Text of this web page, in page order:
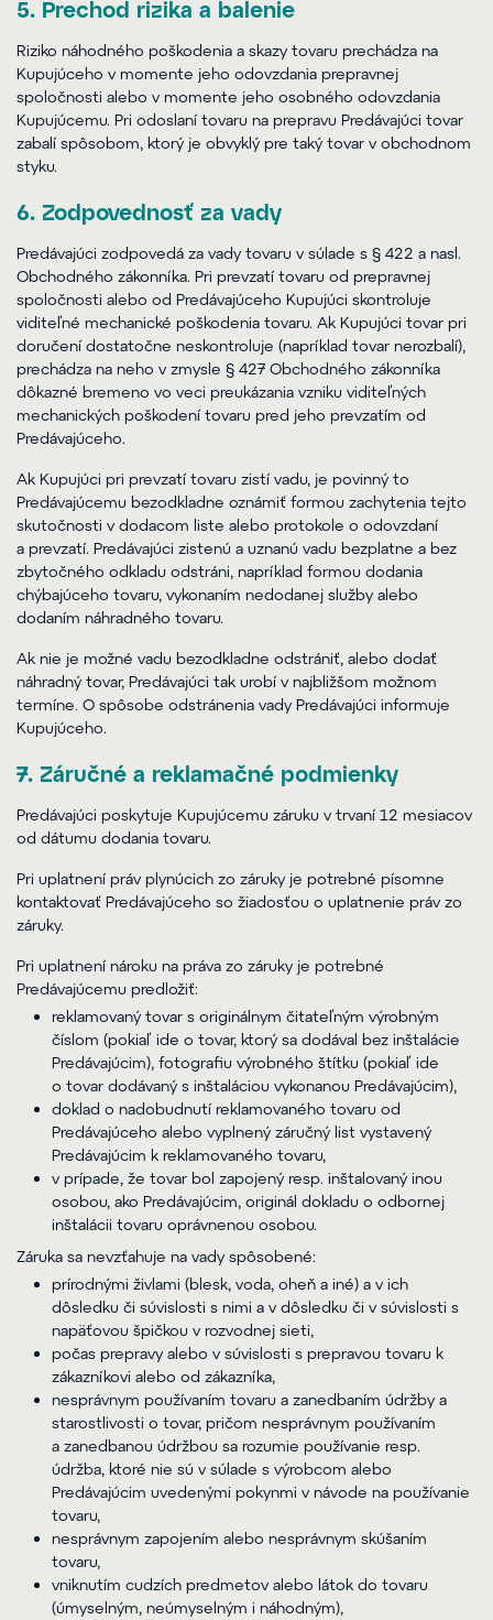
5. Prechod rizika a balenie
Riziko náhodného poškodenia a skazy tovaru prechádza na
Kupujúceho v momente jeho odovzdania prepravnej
spoločnosti alebo v momente jeho osobného odovzdania
Kupujúcemu. Pri odoslaní tovaru na prepravu Predávajúci tovar
zabalí spôsobom, ktorý je obvyklý pre taký tovar v obchodnom
styku.
6. Zodpovednosť za vady
Predávajúci zodpovedá za vady tovaru v súlade s § 422 a nasl.
Obchodného zákonníka. Pri prevzatí tovaru od prepravnej
spoločnosti alebo od Predávajúceho Kupujúci skontroluje
viditeľné mechanické poškodenia tovaru. Ak Kupujúci tovar pri
doručení dostatočne neskontroluje (napríklad tovar nerozbalí),
prechádza na neho v zmysle § 427 Obchodného zákonníka
dôkazné bremeno vo veci preukázania vzniku viditeľných
mechanických poškodení tovaru pred jeho prevzatím od
Predávajúceho.
Ak Kupujúci pri prevzatí tovaru zistí vadu, je povinný to
Predávajúcemu bezodkladne oznámiť formou zachytenia tejto
skutočnosti v dodacom liste alebo protokole o odovzdaní
a prevzatí. Predávajúci zistenú a uznanú vadu bezplatne a bez
zbytočného odkladu odstráni, napríklad formou dodania
chýbajúceho tovaru, vykonaním nedodanej služby alebo
dodaním náhradného tovaru.
Ak nie je možné vadu bezodkladne odstrániť, alebo dodať
náhradný tovar, Predávajúci tak urobí v najbližšom možnom
termíne. O spôsobe odstránenia vady Predávajúci informuje
Kupujúceho.
7. Záručné a reklamačné podmienky
Predávajúci poskytuje Kupujúcemu záruku v trvaní 12 mesiacov
od dátumu dodania tovaru.
Pri uplatnení práv plynúcich zo záruky je potrebné písomne
kontaktovať Predávajúceho so žiadosťou o uplatnenie práv zo
záruky.
Pri uplatnení nároku na práva zo záruky je potrebné
Predávajúcemu predložiť:
reklamovaný tovar s originálnym čitateľným výrobným
číslom (pokiaľ ide o tovar, ktorý sa dodával bez inštalácie
Predávajúcim), fotografiu výrobného štítku (pokiaľ ide
o tovar dodávaný s inštaláciou vykonanou Predávajúcim),
doklad o nadobudnutí reklamovaného tovaru od
Predávajúceho alebo vyplnený záručný list vystavený
Predávajúcim k reklamovaného tovaru,
v prípade, že tovar bol zapojený resp. inštalovaný inou
osobou, ako Predávajúcim, originál dokladu o odbornej
inštalácii tovaru oprávnenou osobou.
Záruka sa nevzťahuje na vady spôsobené:
prírodnými živlami (blesk, voda, oheň a iné) a v ich
dôsledku či súvislosti s nimi a v dôsledku či v súvislosti s
napäťovou špičkou v rozvodnej sieti,
počas prepravy alebo v súvislosti s prepravou tovaru k
zákazníkovi alebo od zákazníka,
nesprávnym používaním tovaru a zanedbaním údržby a
starostlivosti o tovar, pričom nesprávnym používaním
a zanedbanou údržbou sa rozumie používanie resp.
údržba, ktoré nie sú v súlade s výrobcom alebo
Predávajúcim uvedenými pokynmi v návode na používanie
tovaru,
nesprávnym zapojením alebo nesprávnym skúšaním
tovaru,
vniknutím cudzích predmetov alebo látok do tovaru
(úmyselným, neúmyselným i náhodným),